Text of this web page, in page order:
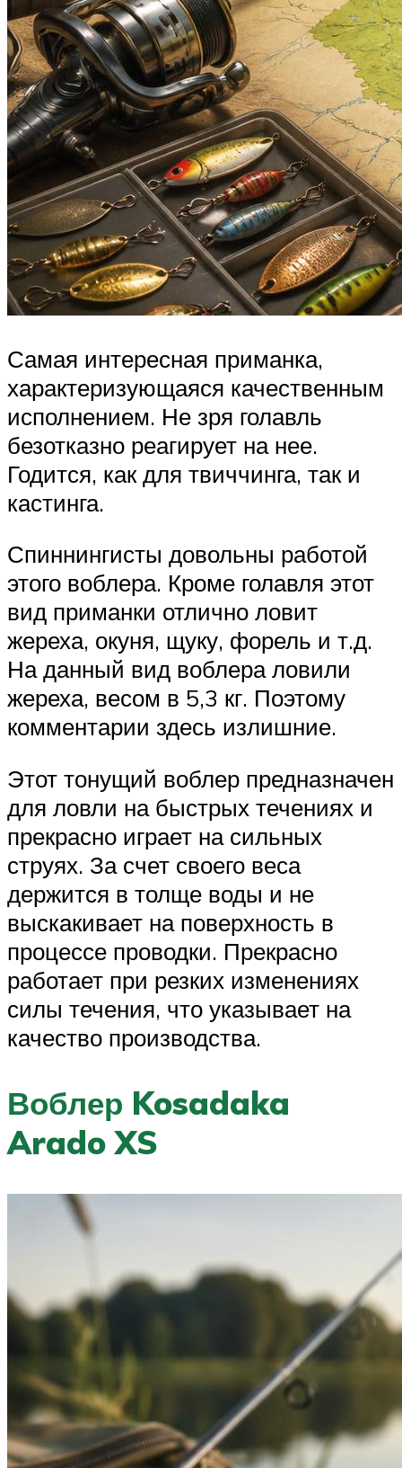
Самая интересная приманка,
характеризующаяся качественным
исполнением. Не зря голавль
безотказно реагирует на нее.
Годится, как для твиччинга, так и
кастинга.
Спиннингисты довольны работой
этого воблера. Кроме голавля этот
вид приманки отлично ловит
жереха, окуня, щуку, форель и т.д.
На данный вид воблера ловили
жереха, весом в 5,3 кг. Поэтому
комментарии здесь излишние.
Этот тонущий воблер предназначен
для ловли на быстрых течениях и
прекрасно играет на сильных
струях. За счет своего веса
держится в толще воды и не
выскакивает на поверхность в
процессе проводки. Прекрасно
работает при резких изменениях
силы течения, что указывает на
качество производства.
Воблер Kosadaka
Arado XS